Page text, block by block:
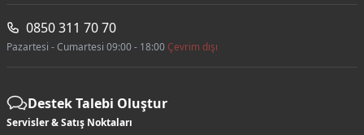
0850 311 70 70
Pazartesi - Cumartesi 09:00 - 18:00Çevrim dışı
Destek Talebi Oluştur
Servisler & Satış Noktaları